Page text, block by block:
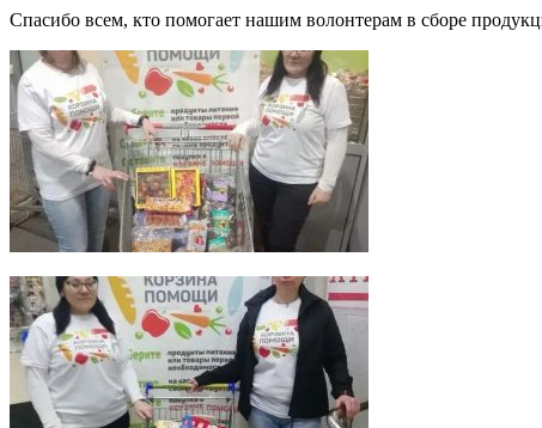
Спасибо всем, кто помогает нашим волонтерам в сборе